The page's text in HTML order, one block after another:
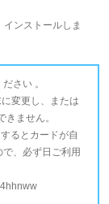
ンストールしま
さい 。
変更し、または
ません。
るとカードが自
、必ず日ご利用